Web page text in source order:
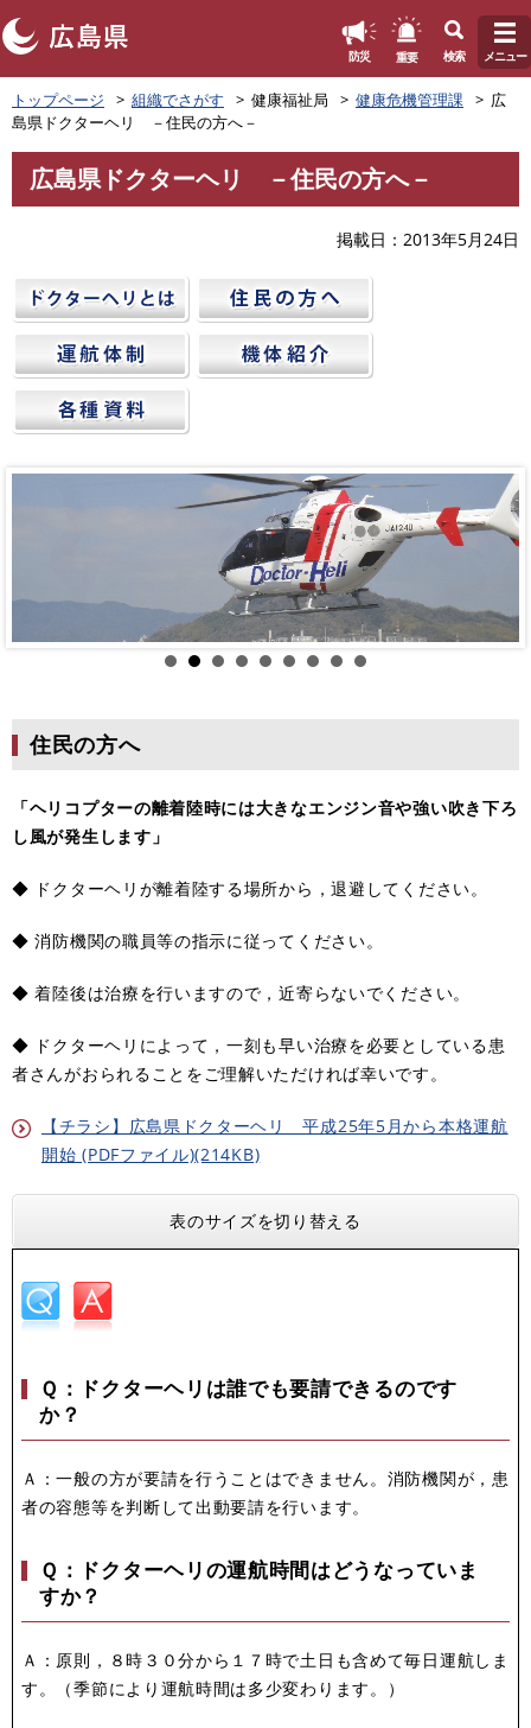
ペ
ー
ジ
の
頭
防災 重要 検索 メニュー
トップページ 組織でさがす 健康福祉局 健康危機管理課
広
島県ドクターヘリ －住民の方へ－
文
広島県ドクターヘリ －住民の方へ－
掲載日 2013年5月24日
住民の方へ
「ヘリコプターの離着陸時には大きなエンジン音や強い吹き下ろ
し風が発生します」
◆ ドクターヘリが離着陸する場所から，退避してください。
◆ 消防機関の職員等の指示に従ってください。
◆ 着陸後は治療を行いますので，近寄らないでください。
◆ ドクターヘリによって，一刻も早い治療を必要としている患
者さんがおられることをご理解いただければ幸いです。
【チラシ】広島県ドクターヘリ 平成25年5月から本格運航
開始 (PDFファイル)(214KB)
表のサイズを切り替える
Ｑ：ドクターヘリは誰でも要請できるのです
か？
Ａ：一般の方が要請を行うことはできません。消防機関が，患
者の容態等を判断して出動要請を行います。
Ｑ：ドクターヘリの運航時間はどうなっていま
すか？
Ａ：原則，８時３０分から１７時で土日も含めて毎日運航しま
す。（季節により運航時間は多少変わります。）